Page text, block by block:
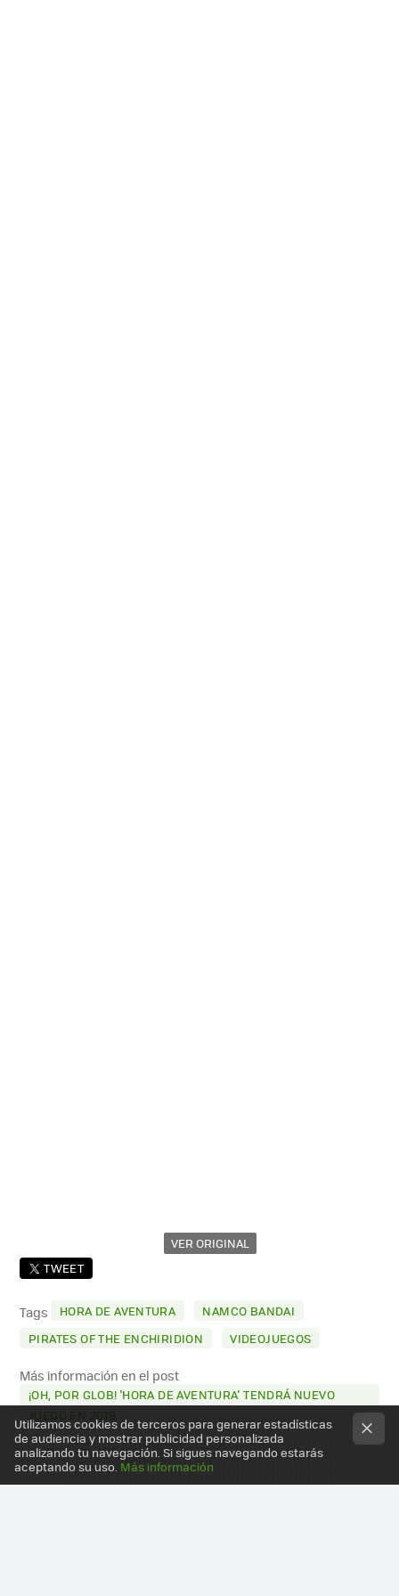
VER ORIGINAL
TWEET
Tags HORA DE AVENTURA
NAMCO BANDAI
PIRATES OF THE ENCHIRIDION
VIDEOJUEGOS
Más información en el post
¡OH, POR GLOB! 'HORA DE AVENTURA' TENDRÁ NUEVO
Utilizamos cookies de terceros para generar estadísticas
de audiencia y mostrar publicidad personalizada
analizando tu navegación. Si sigues navegando estarás
aceptando su uso. Más información